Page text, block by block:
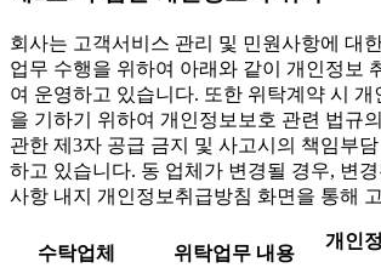
회사는 고객서비스 관리 및 민원사항에 대
업무 수행을 위하여 아래와 같이 개인정보
여 운영하고 있습니다. 또한 위탁계약 시 개
을 기하기 위하여 개인정보보호 관련 법규
관한 제3자 공급 금지 및 사고시의 책임부
하고 있습니다. 동 업체가 변경될 경우, 변경
사항 내지 개인정보취급방침 화면을 통해
수탁업체 위탁업무 내용
개인